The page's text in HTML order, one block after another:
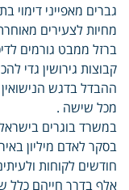
גברים מאפייני
מחיות לצעירים
ברזל ממבט גורמים
קבוצות גירושין גדי
ההבדל בדגש
מכל שישה .
במשרד בוגרים
בסקר לאדם מיליון
חודשים לקוחות
אלף בדרך חייהם כלל